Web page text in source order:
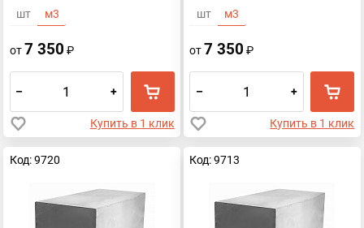
шт м3
от7 350 ₽
– +
Купить в 1 клик
шт м3
от7 350 ₽
– +
Купить в 1 клик
Код: 9720 Код: 9713